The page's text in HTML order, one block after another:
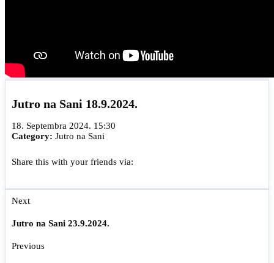
Jutro na Sani 18.9.2024.
18. Septembra 2024. 15:30
Category: Jutro na Sani
Share this with your friends via:
Next
Jutro na Sani 23.9.2024.
Previous